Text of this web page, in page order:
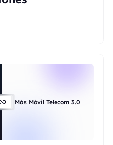
Más Móvil Telecom 3.0